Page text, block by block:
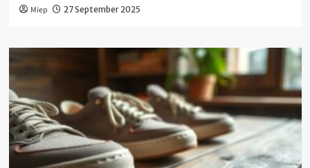
Miep 27 September 2025